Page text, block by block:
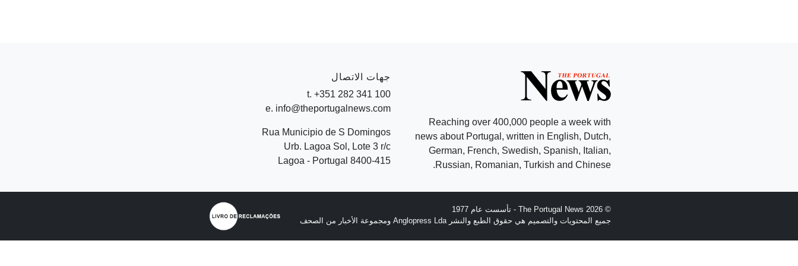
Reaching over 400,000 people a week with
news about Portugal, written in English, Dutch,
German, French, Swedish, Spanish, Italian,
Russian, Romanian, Turkish and Chinese.
جهات الاتصال
t. +351 282 341 100
e. info@theportugalnews.com
Rua Municipio de S Domingos
Urb. Lagoa Sol, Lote 3 r/c
8400-415 Lagoa - Portugal
© 2026 The Portugal News - تأسست عام 1977
جميع المحتويات والتصميم هي حقوق الطبع والنشر Anglopress Lda ومجموعة الأخبار من الصحف